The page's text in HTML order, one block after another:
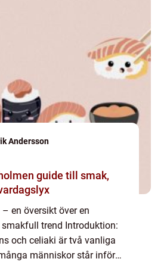
Andersson
till smak,
en översikt över en
trend Introduktion:
och celiaki är två vanliga
människor står inför